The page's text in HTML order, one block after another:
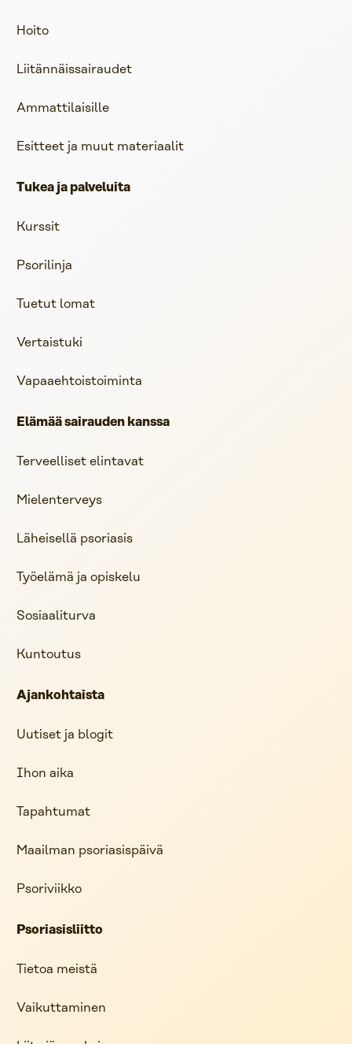
Hoito
Liitännäissairaudet
Ammattilaisille
Esitteet ja muut materiaalit
Tukea ja palveluita
Kurssit
Psorilinja
Tuetut lomat
Vertaistuki
Vapaaehtoistoiminta
Elämää sairauden kanssa
Terveelliset elintavat
Mielenterveys
Läheisellä psoriasis
Työelämä ja opiskelu
Sosiaaliturva
Kuntoutus
Ajankohtaista
Uutiset ja blogit
Ihon aika
Tapahtumat
Maailman psoriasispäivä
Psoriviikko
Psoriasisliitto
Tietoa meistä
Vaikuttaminen